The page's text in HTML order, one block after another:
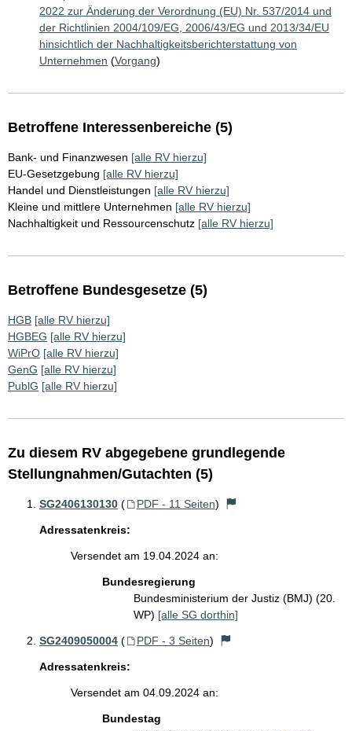
2022 zur Änderung der Verordnung (EU) Nr. 537/2014 und
der Richtlinien 2004/109/EG, 2006/43/EG und 2013/34/EU
hinsichtlich der Nachhaltigkeitsberichterstattung von
Unternehmen (Vorgang)
Betroffene Interessenbereiche (5)
Bank- und Finanzwesen [alle RV hierzu]
EU-Gesetzgebung [alle RV hierzu]
Handel und Dienstleistungen [alle RV hierzu]
Kleine und mittlere Unternehmen [alle RV hierzu]
Nachhaltigkeit und Ressourcenschutz [alle RV hierzu]
Betroffene Bundesgesetze (5)
HGB [alle RV hierzu]
HGBEG [alle RV hierzu]
WiPrO [alle RV hierzu]
GenG [alle RV hierzu]
PublG [alle RV hierzu]
Zu diesem RV abgegebene grundlegende
Stellungnahmen/Gutachten (5)
SG2406130130 ( PDF - 11 Seiten)
Adressatenkreis:
Versendet am 19.04.2024 an:
Bundesregierung
Bundesministerium der Justiz (BMJ) (20.
WP) [alle SG dorthin]
SG2409050004 ( PDF - 3 Seiten)
Adressatenkreis:
Versendet am 04.09.2024 an:
Bundestag